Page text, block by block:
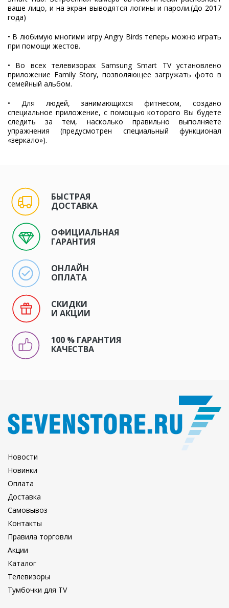
ваше лицо, и на экран выводятся логины и пароли.(До 2017
года)
• В любимую многими игру Angry Birds теперь можно играть
при помощи жестов.
• Во всех телевизорах Samsung Smart TV установлено
приложение Family Story, позволяющее загружать фото в
семейный альбом.
• Для людей, занимающихся фитнесом, создано
специальное приложение, с помощью которого Вы будете
следить за тем, насколько правильно выполняете
упражнения (предусмотрен специальный функционал
«зеркало»).
БЫСТРАЯ
ДОСТАВКА
ОФИЦИАЛЬНАЯ
ГАРАНТИЯ
ОНЛАЙН
ОПЛАТА
СКИДКИ
И АКЦИИ
100 % ГАРАНТИЯ
КАЧЕСТВА
Новости
Новинки
Оплата
Доставка
Самовывоз
Контакты
Правила торговли
Акции
Каталог
Телевизоры
Тумбочки для TV